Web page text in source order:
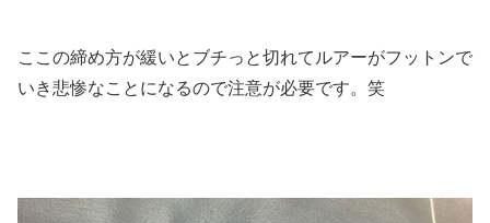
ここの締め方が緩いとブチっと切れてルアーがフットンで
いき悲惨なことになるので注意が必要です。笑